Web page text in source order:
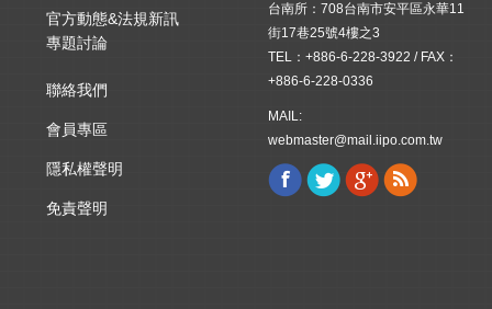
官方動態&法規新訊
專題討論
聯絡我們
會員專區
隱私權聲明
免責聲明
台南所：708台南市安平區永華11
街17巷25號4樓之3
TEL：+886-6-228-3922 / FAX：
+886-6-228-0336
MAIL:
webmaster@mail.iipo.com.tw
Find us on:
Facebook
TwitterGoogle+
Rss